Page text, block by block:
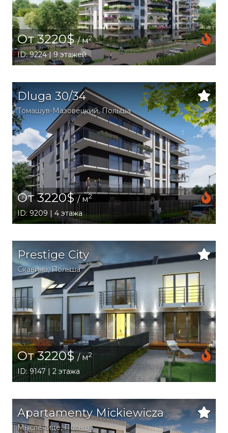
От 3220$/ м2
ID: 9224 | 9 этажей
Dluga 30/34
Томашув-Мазовецкий,Польша
От 3220$/ м2
ID: 9209 | 4 этажа
Prestige City
Скавина,Польша
От 3220$/ м2
ID: 9147 | 2 этажа
Apartamenty Mickiewicza
Мысленице,Польша